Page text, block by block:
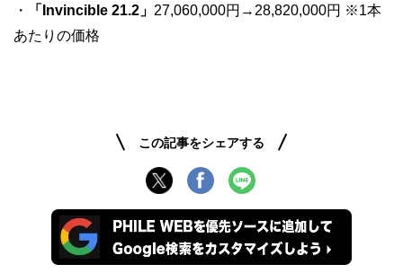
・
「Invincible 21.2」 27,060,000円→28,820,000円 ※1本
あたりの価格
この記事をシェアする